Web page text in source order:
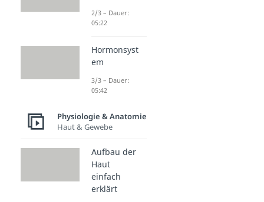
2/3 – Dauer:
05:22
Hormonsyst
em
3/3 – Dauer:
05:42
Physiologie & Anatomie
Haut & Gewebe
Aufbau der
Haut
einfach
erklärt